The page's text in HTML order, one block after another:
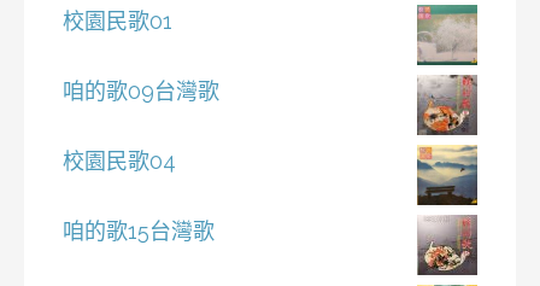
校園民歌01
咱的歌09台灣歌
校園民歌04
咱的歌15台灣歌